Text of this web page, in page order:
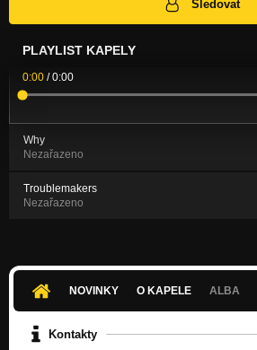
Sledovat
PLAYLIST KAPELY
0:00 /0:00
Why
Nezařazeno
Troublemakers
Nezařazeno
NOVINKY O KAPELE ALBA
Kontakty